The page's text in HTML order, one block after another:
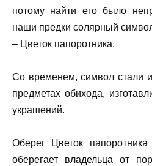
потому найти его было
наши предки солярный
– Цветок папоротника.
Со временем, символ стали
предметах обихода,
украшений.
Оберег Цветок
оберегает владельца от